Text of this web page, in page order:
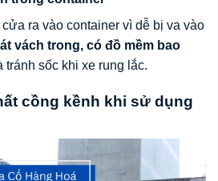
ra vào container vì dễ bị va vào
vách trong, có đồ mềm bao
tránh sốc khi xe rung lắc.
cồng kềnh khi sử dụng